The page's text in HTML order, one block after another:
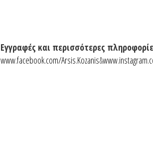
Εγγραφές και περισσότερες
www.facebook.com/Arsis.Kozanis&